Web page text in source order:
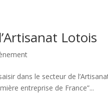
Lotois
dans le secteur de
entreprise de France”...